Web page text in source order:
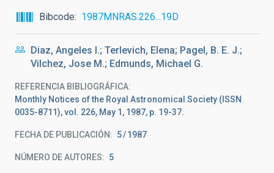
Bibcode 1987MNRAS.226...19D
Diaz, Angeles I.; Terlevich, Elena; Pagel, B. E. J.;
Vilchez, Jose M.; Edmunds, Michael G.
REFERENCIA BIBLIOGRÁFICA
Monthly Notices of the Royal Astronomical Society (ISSN
0035-8711), vol. 226, May 1, 1987, p. 19-37.
FECHA DE PUBLICACIÓN: 5 1987
NÚMERO DE AUTORES 5